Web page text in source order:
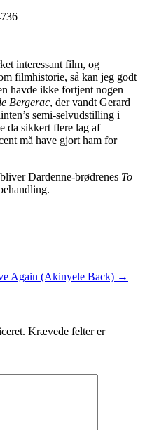
interessant film, og
filmhistorie, så kan jeg godt
havde ikke fortjent nogen
Bergerac, der vandt Gerard
semi-selvudstilling i
da sikkert flere lag af
må have gjort ham for
Dardenne-brødrenes To
Again (Akinyele Back) →
Krævede felter er